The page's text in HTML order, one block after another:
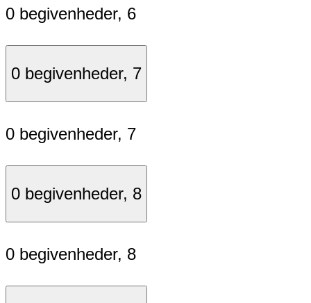
0 begivenheder, 6
0 begivenheder, 7
0 begivenheder, 7
0 begivenheder, 8
0 begivenheder, 8